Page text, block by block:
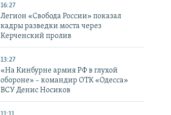
16:27
Легион «Свобода России» показал
кадры разведки моста через
Керченский пролив
13:27
«На Кинбурне армия РФ в глухой
обороне» – командир ОТК «Одесса»
ВСУ Денис Носиков